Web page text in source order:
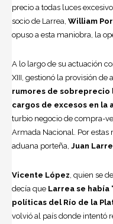
precio a todas luces
socio de Larrea, William
opuso a esta maniobra, la
A lo largo de su actuación
XIII, gestionó la provisión de
rumores de sobreprecio
cargos de excesos en la
turbio negocio de compra-
Armada Nacional. Por estas
aduana porteña, Juan
Vicente López , quien se
decía que Larrea se había
políticas del Río de la
volvió al país donde intentó